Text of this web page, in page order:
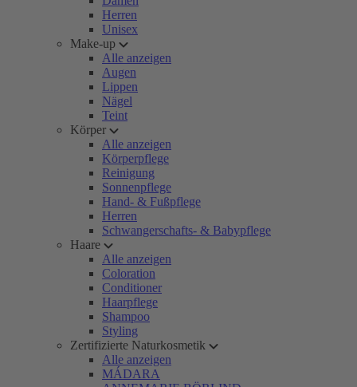
Herren
Unisex
Make-up
Alle anzeigen
Augen
Lippen
Nägel
Teint
Körper
Alle anzeigen
Körperpflege
Reinigung
Sonnenpflege
Hand- & Fußpflege
Herren
Schwangerschafts- & Babypflege
Haare
Alle anzeigen
Coloration
Conditioner
Haarpflege
Shampoo
Styling
Zertifizierte Naturkosmetik
Alle anzeigen
MÁDARA